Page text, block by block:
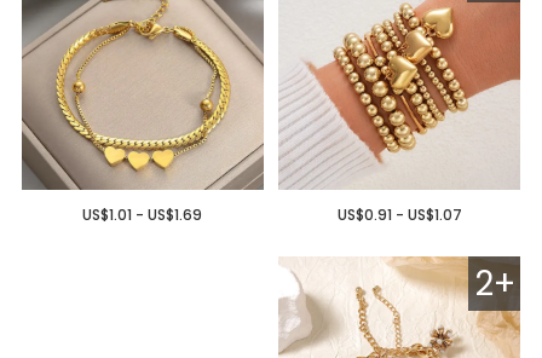
US$0.91 - US$1.07
US$1.01 - US$1.69
2+